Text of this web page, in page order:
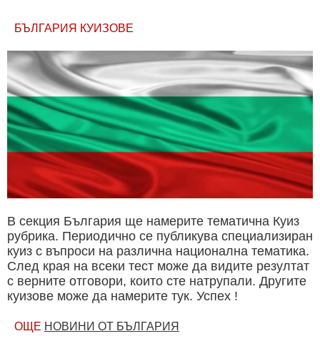
БЪЛГАРИЯ КУИЗОВЕ
В секция България ще намерите тематична Куиз
рубрика. Периодично се публикува специализиран
куиз с въпроси на различна национална тематика.
След края на всеки тест може да видите резултат
с верните отговори, които сте натрупали. Другите
куизове може да намерите тук. Успех !
ОЩЕ НОВИНИ ОТ БЪЛГАРИЯ